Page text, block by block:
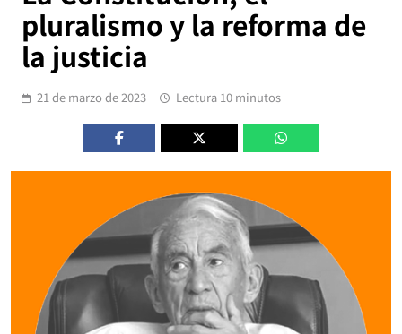
pluralismo y la reforma de
la justicia
21 de marzo de 2023 Lectura 10 minutos